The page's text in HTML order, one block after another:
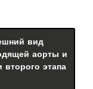
вид
аорты и
второго этапа